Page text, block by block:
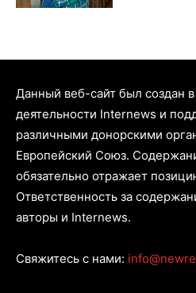
Данный веб-сайт был создан
деятельности Internews и
различными донорскими
Европейский Союз.
обязательно отражает
Ответственность за
авторы и Internews.
Свяжитесь с нами: